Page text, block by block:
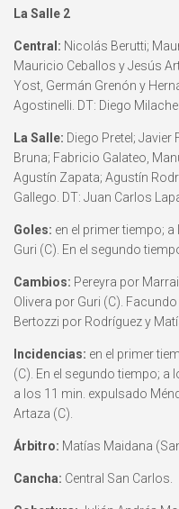
La Salle 2
Central: Nicolás Berutti;
Mauricio Ceballos y Jesús
Yost, Germán Grenón y
Agostinelli. DT: Diego
La Salle: Diego Pretel;
Bruna; Fabricio Galateo,
Agustín Zapata; Agustín
Gallego. DT: Juan Carlos
Goles: en el primer tiempo; a
Guri (C). En el segundo
Cambios: Pereyra por
Olivera por Guri (C).
Bertozzi por Rodríguez y
Incidencias: en el primer
(C). En el segundo tiempo; a
a los 11 min. expulsado
Artaza (C).
Árbitro: Matías Maidana
Cancha: Central San Carlos.